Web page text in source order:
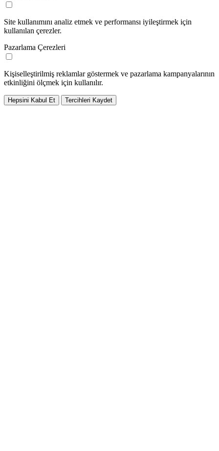
Site kullanımını analiz etmek ve performansı iyileştirmek için
kullanılan çerezler.
Pazarlama Çerezleri
Kişiselleştirilmiş reklamlar göstermek ve pazarlama kampanyalarının
etkinliğini ölçmek için kullanılır.
Hepsini Kabul Et Tercihleri Kaydet